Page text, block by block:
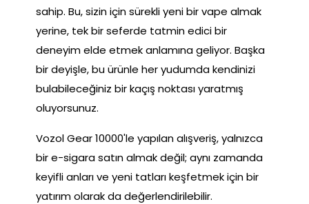
sahip. Bu, sizin için sürekli yeni bir vape almak
yerine, tek bir seferde tatmin edici bir
deneyim elde etmek anlamına geliyor. Başka
bir deyişle, bu ürünle her yudumda kendinizi
bulabileceğiniz bir kaçış noktası yaratmış
oluyorsunuz.
Vozol Gear 10000'le yapılan alışveriş, yalnızca
bir e-sigara satın almak değil; aynı zamanda
keyifli anları ve yeni tatları keşfetmek için bir
yatırım olarak da değerlendirilebilir.